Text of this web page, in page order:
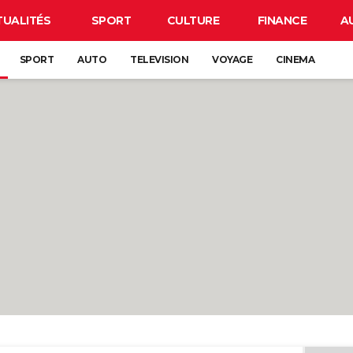
SPORT CULTURE FINANCE
SPORT AUTO TELEVISION VOYAGE CINEMA